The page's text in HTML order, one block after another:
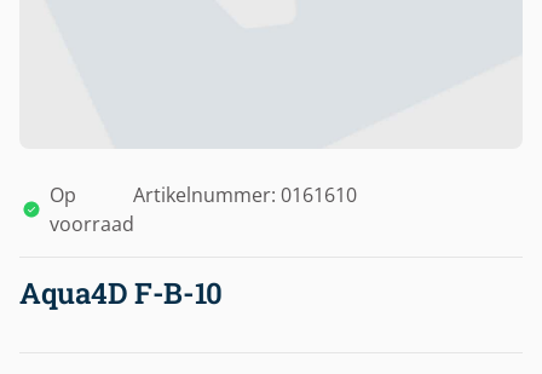
Op
voorraad
Artikelnummer: 0161610
Aqua4D F-B-10